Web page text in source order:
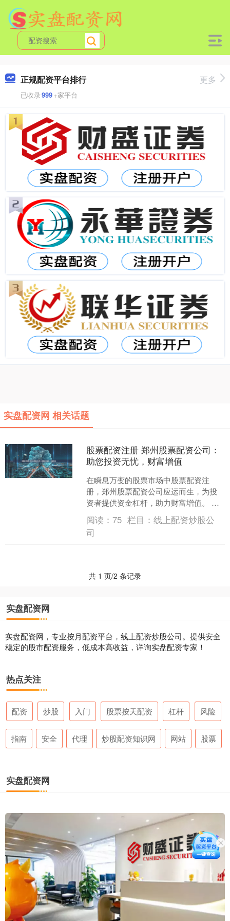
正规配资平台排行
已收录999+家平台
更多
实盘配资网 相关话题
股票配资注册 郑州股票配资公司：
助您投资无忧，财富增值
在瞬息万变的股票市场中股票配资注
册，郑州股票配资公司应运而生，为投
资者提供资金杠杆，助力财富增值。 期
货配资可以放大投资者的收益。例如，
投资者自有资金为10万元....
阅读：75 栏目：线上配资炒股公
司
共 1 页/2 条记录
实盘配资网
实盘配资网，专业按月配资平台，线上配资炒股公司。提供安全
稳定的股市配资服务，低成本高收益，详询实盘配资专家！
热点关注
配资 炒股 入门 股票按天配资 杠杆 风险
指南 安全 代理 炒股配资知识网 网站 股票
实盘配资网